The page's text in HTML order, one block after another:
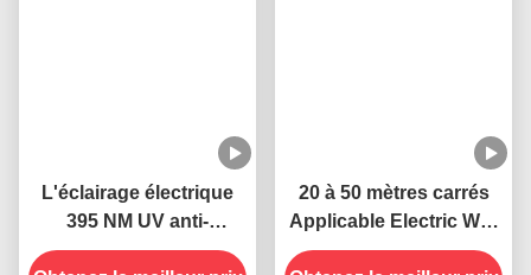
L'éclairage électrique
395 NM UV anti-
moustiques durable et
20 à 50 mètres carrés
Applicable Electric Wall
Plug-in Socket UV